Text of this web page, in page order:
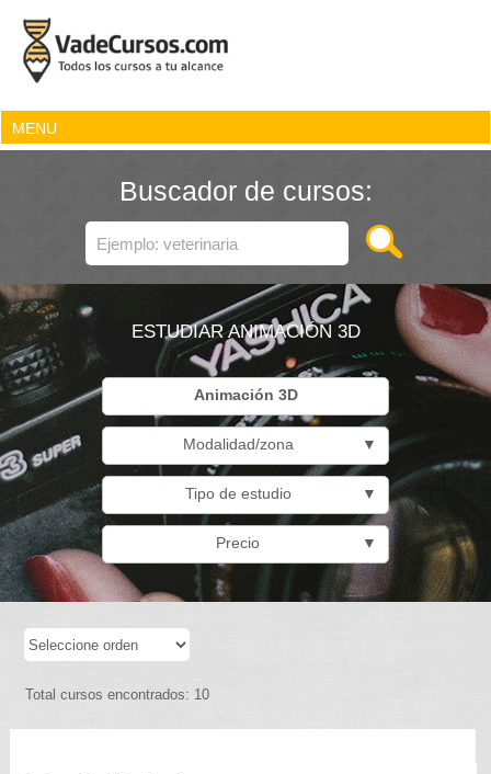
MENU
Buscador de cursos:
ESTUDIAR ANIMACIÓN 3D
Animación 3D
Modalidad/zona ▼
Tipo de estudio ▼
Precio ▼
Total cursos encontrados: 10